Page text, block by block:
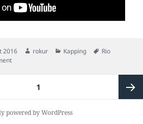
2016 Author
rokur Categories
Kapping Tags
Rio
on Rókur í Rio – Ipanema
1
powered by WordPress